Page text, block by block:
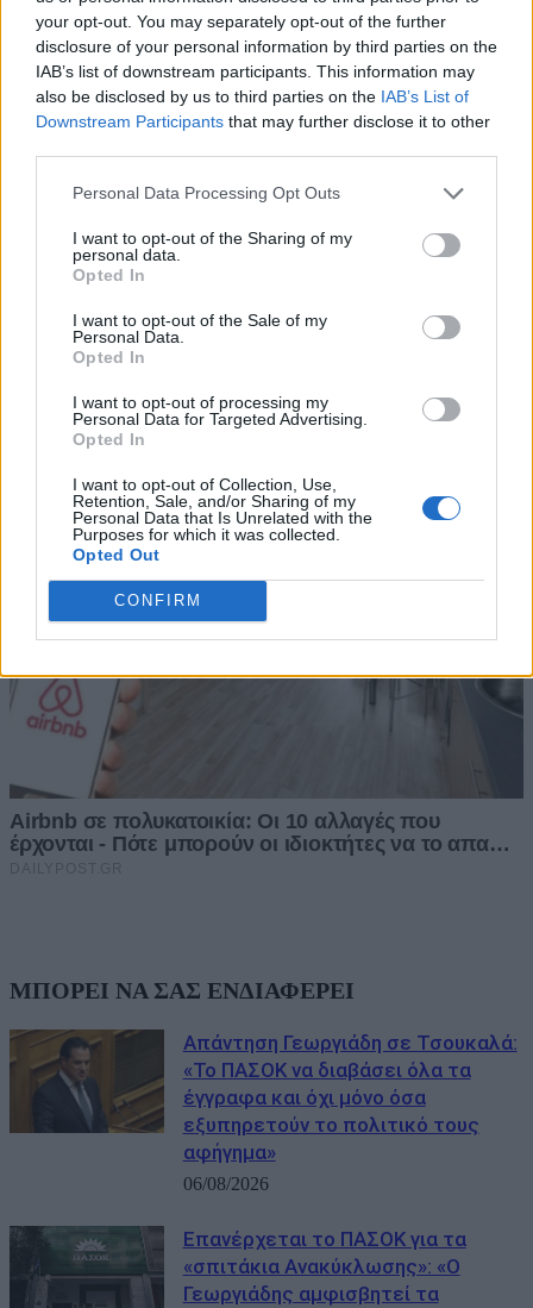
your opt-out. You may separately opt-out of the further
disclosure of your personal information by third parties on the
IAB’s list of downstream participants. This information may
also be disclosed by us to third parties on the IAB’s List of
Downstream Participants that may further disclose it to other
Personal Data Processing Opt Outs
I want to opt-out of the Sharing of my
personal data.
Opted In
I want to opt-out of the Sale of my
Personal Data.
Opted In
I want to opt-out of processing my
Personal Data for Targeted Advertising.
Opted In
I want to opt-out of Collection, Use,
Retention, Sale, and/or Sharing of my
Personal Data that Is Unrelated with the
Purposes for which it was collected.
Opted Out
CONFIRM
ΜΠΟΡΕΙ ΝΑ ΣΑΣ ΕΝΔΙΑΦΕΡΕΙ
Απάντηση Γεωργιάδη σε Τσουκαλά:
«Το ΠΑΣΟΚ να διαβάσει όλα τα
έγγραφα και όχι μόνο όσα
εξυπηρετούν το πολιτικό τους
αφήγημα»
06/08/2026
Επανέρχεται το ΠΑΣΟΚ για τα
«σπιτάκια Ανακύκλωσης»: «Ο
Γεωργιάδης αμφισβητεί τα